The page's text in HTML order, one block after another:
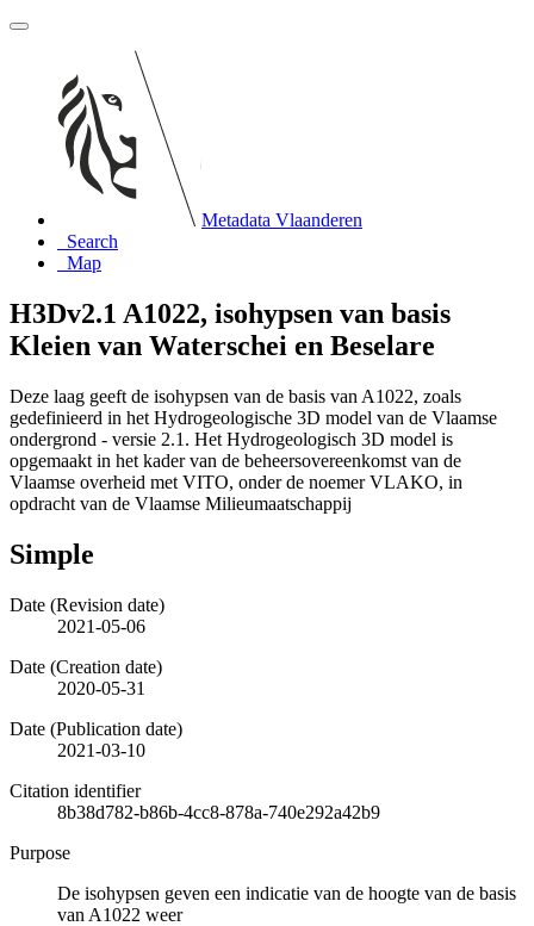
Metadata Vlaanderen
Search
Map
H3Dv2.1 A1022, isohypsen van basis
Kleien van Waterschei en Beselare
Deze laag geeft de isohypsen van de basis van A1022, zoals
gedefinieerd in het Hydrogeologische 3D model van de Vlaamse
ondergrond - versie 2.1. Het Hydrogeologisch 3D model is
opgemaakt in het kader van de beheersovereenkomst van de
Vlaamse overheid met VITO, onder de noemer VLAKO, in
opdracht van de Vlaamse Milieumaatschappij
Simple
Date (Revision date)
2021-05-06
Date (Creation date)
2020-05-31
Date (Publication date)
2021-03-10
Citation identifier
8b38d782-b86b-4cc8-878a-740e292a42b9
Purpose
De isohypsen geven een indicatie van de hoogte van de basis
van A1022 weer